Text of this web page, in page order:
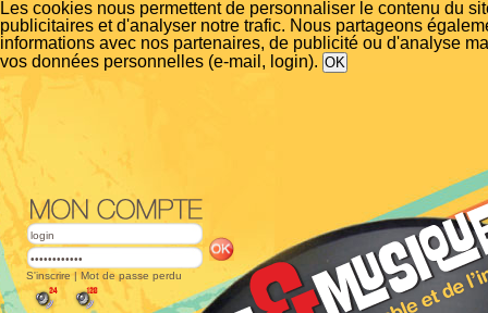
Les cookies nous permettent de personnaliser le contenu du
publicitaires et d'analyser notre trafic. Nous partageons
informations avec nos partenaires, de publicité ou d'analyse
vos données personnelles (e-mail, login).
S'inscrire | Mot de passe perdu